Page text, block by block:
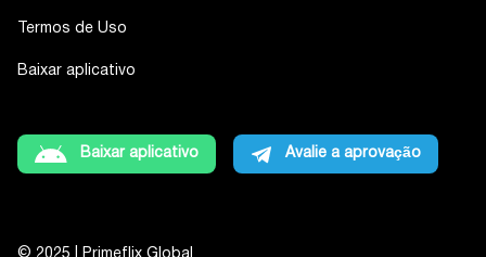
Termos de Uso
Baixar aplicativo
Baixar aplicativo Avalie a aprovação
© 2025 | Primeflix Global